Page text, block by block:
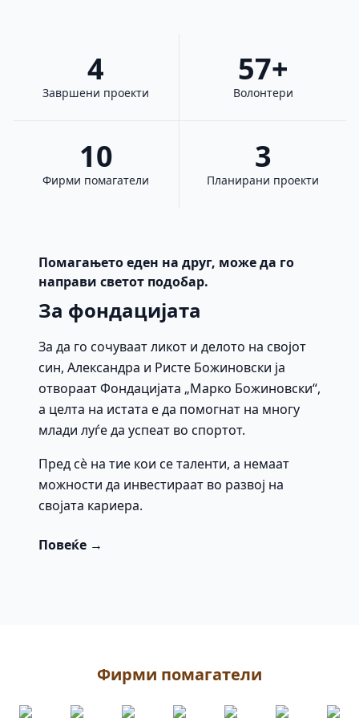
4
Завршени проекти
57+
Волонтери
10
Фирми помагатели
3
Планирани проекти
Помагањето еден на друг, може да го
направи светот подобар.
За фондацијата
За да го сочуваат ликот и делото на својот
син, Александра и Ристе Божиновски ја
отвораат Фондацијата „Марко Божиновски“,
а целта на истата е да помогнат на многу
млади луѓе да успеат во спортот.
Пред сè на тие кои се таленти, а немаат
можности да инвестираат во развој на
својата кариера.
Повеќе →
Фирми помагатели